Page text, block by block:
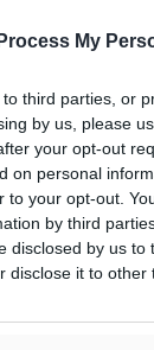
My
third parties, or
by us, please
your opt-out
on personal
your opt-out.
by third
disclosed by us to
disclose it to other
τις 14
δωρεάν
κατοίκους
10.06.26,